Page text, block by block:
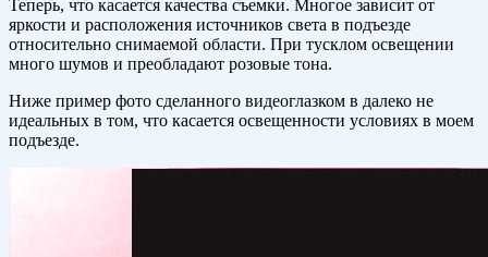
Теперь, что касается качества съемки. Многое зависит от
яркости и расположения источников света в подъезде
относительно снимаемой области. При тусклом освещении
много шумов и преобладают розовые тона.
Ниже пример фото сделанного видеоглазком в далеко не
идеальных в том, что касается освещенности условиях в моем
подъезде.